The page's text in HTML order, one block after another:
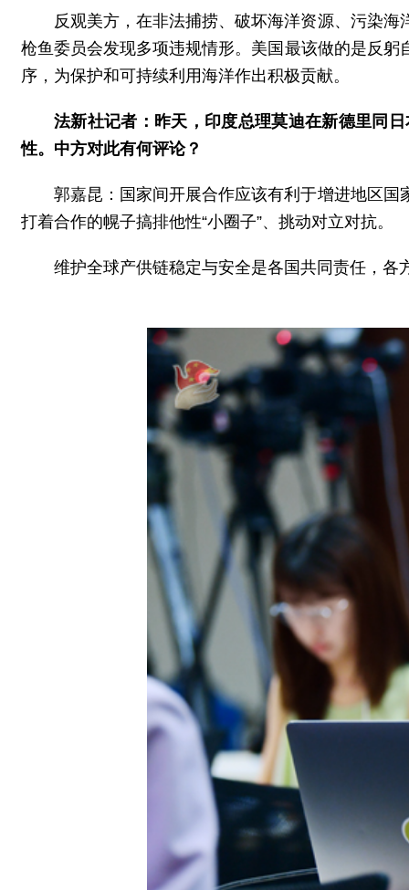
反观美方，在非法捕捞、破坏海洋资源、污染
枪鱼委员会发现多项违规情形。美国最该做的是反
序，为保护和可持续利用海洋作出积极贡献。
法新社记者：昨天，印度总理莫迪在新德里同
性。中方对此有何评论？
郭嘉昆：国家间开展合作应该有利于增进地区
打着合作的幌子搞排他性“小圈子”、挑动对立对抗。
维护全球产供链稳定与安全是各国共同责任，